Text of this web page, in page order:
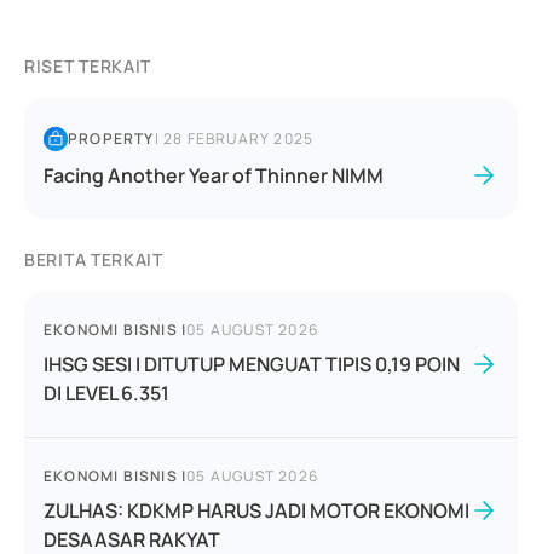
RISET TERKAIT
PROPERTY|28 FEBRUARY 2025
Facing Another Year of Thinner NIMM
BERITA TERKAIT
EKONOMI BISNIS |05 AUGUST 2026
IHSG SESI I DITUTUP MENGUAT TIPIS 0,19 POIN
DI LEVEL 6.351
EKONOMI BISNIS |05 AUGUST 2026
ZULHAS: KDKMP HARUS JADI MOTOR EKONOMI
DESAASAR RAKYAT